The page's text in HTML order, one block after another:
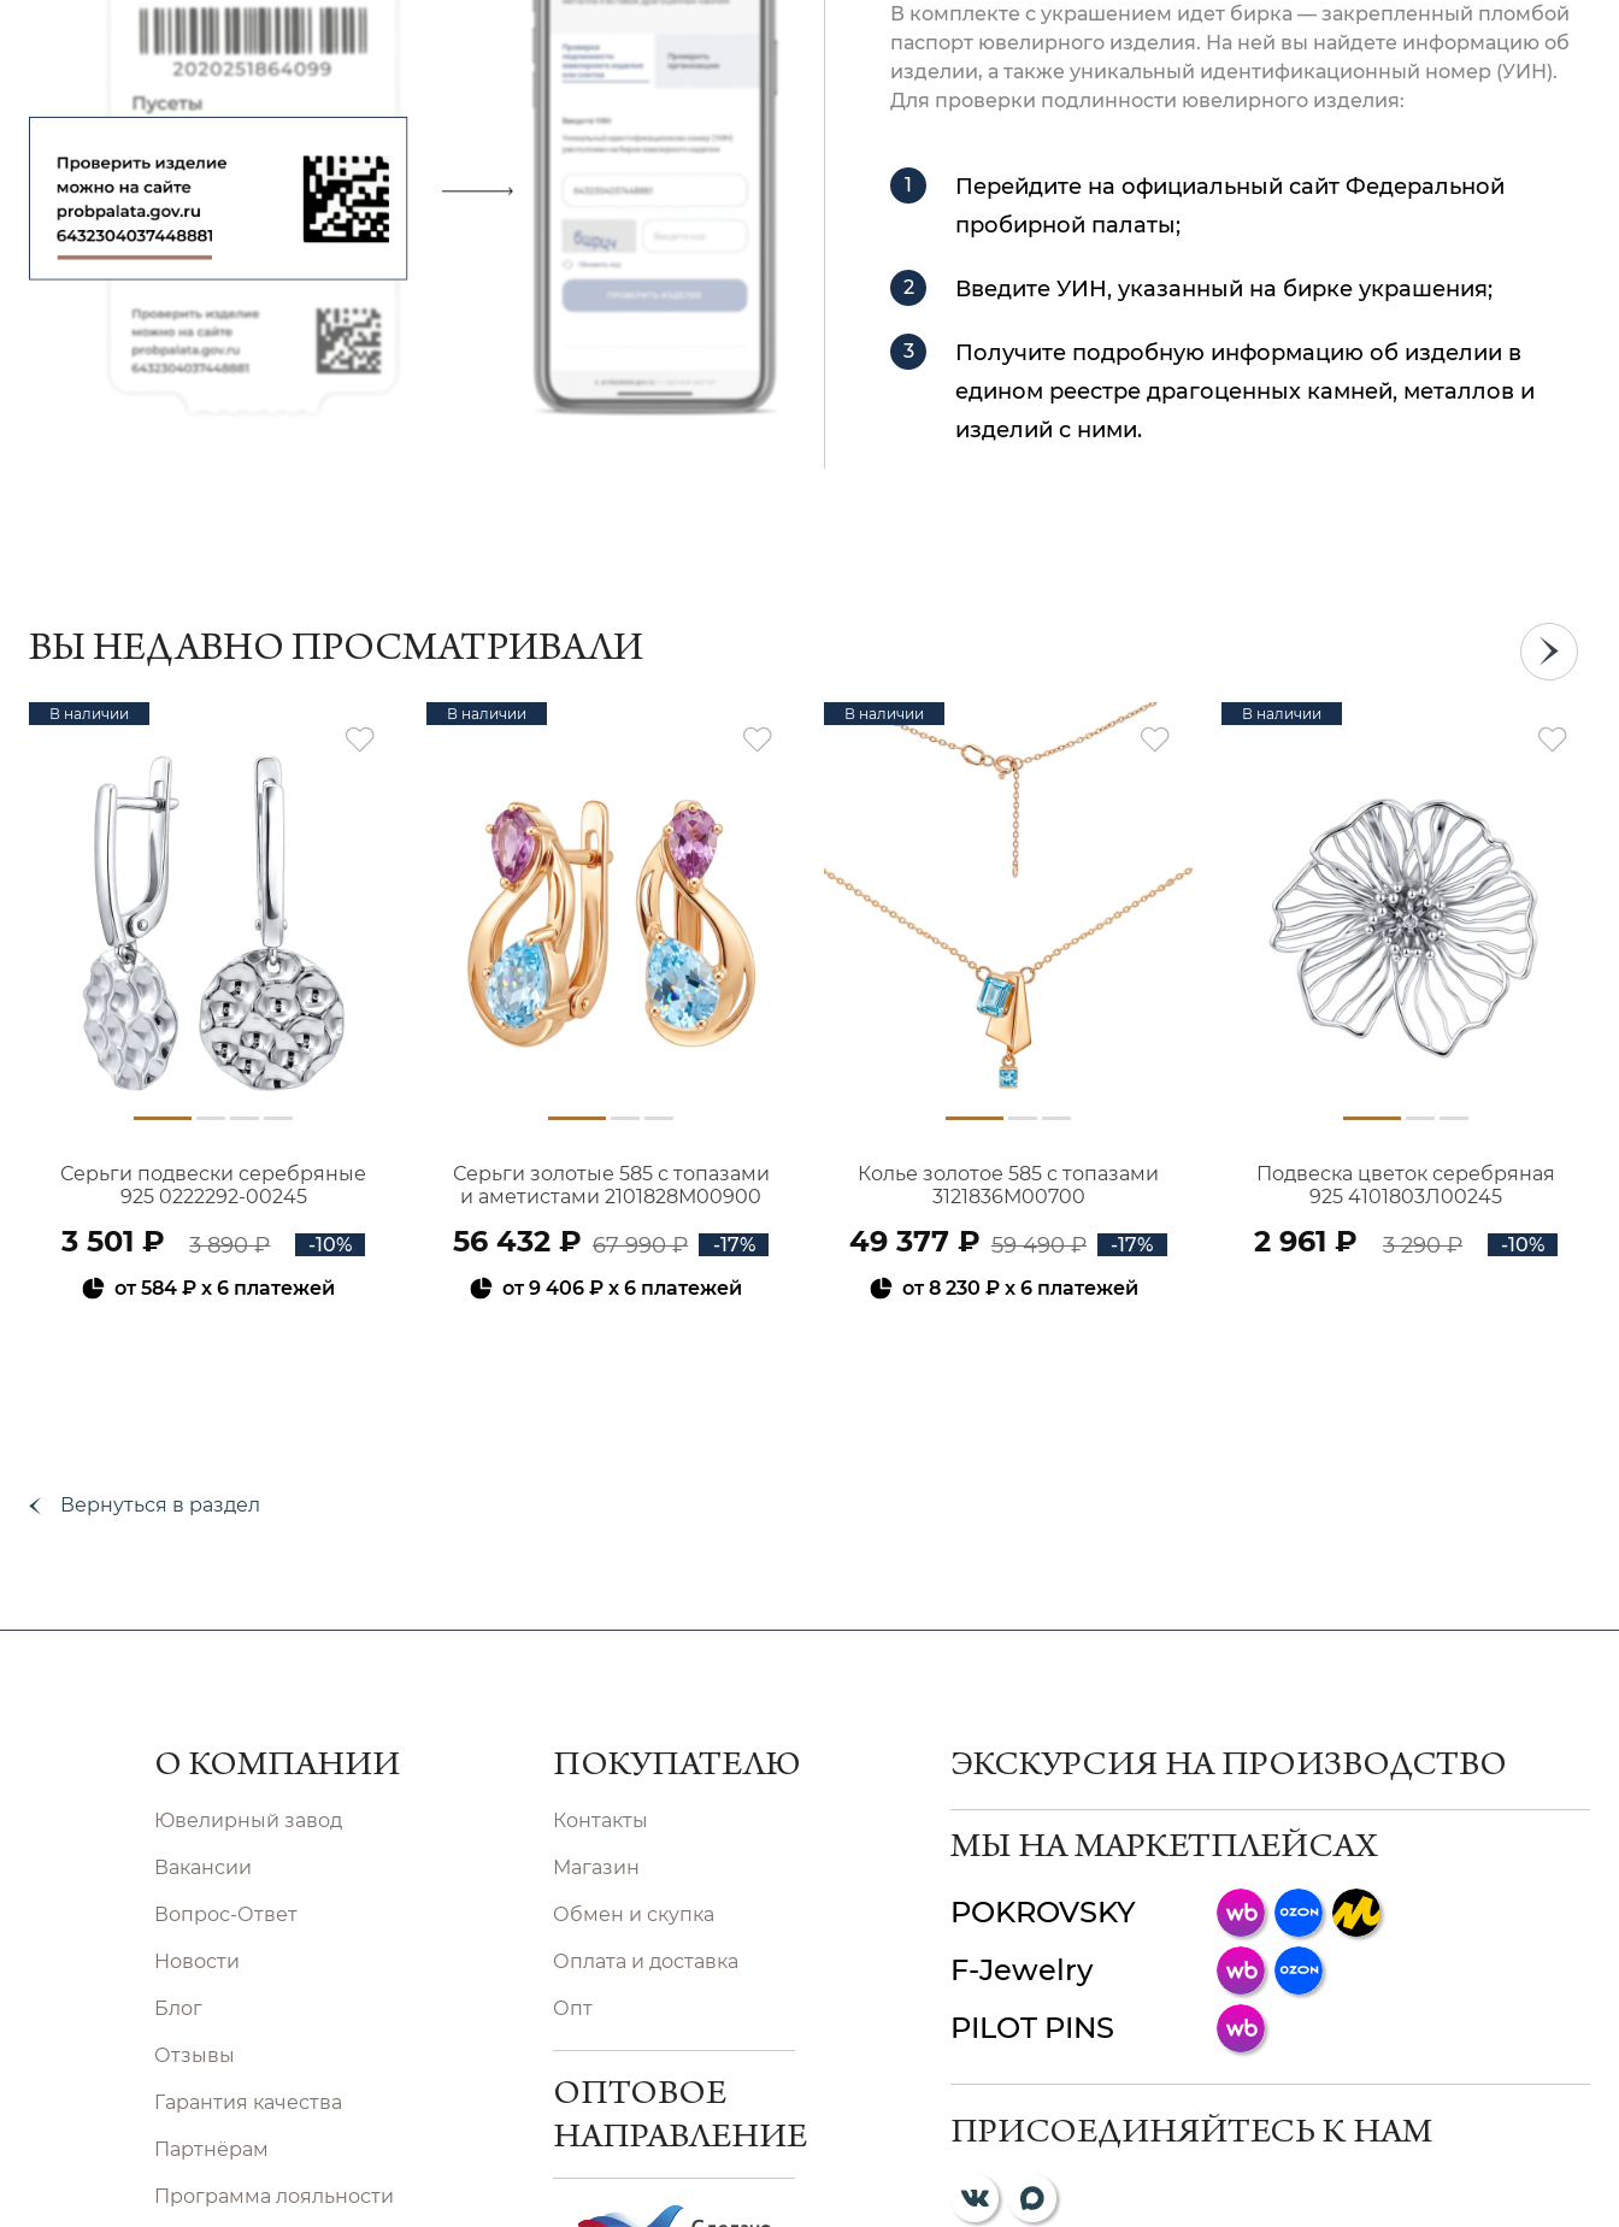
В комплекте с украшением идет бирка — закрепленный пломбой
паспорт ювелирного изделия. На ней вы найдете информацию об
изделии, а также уникальный идентификационный номер (УИН).
Для проверки подлинности ювелирного изделия:
Перейдите на официальный сайт Федеральной
пробирной палаты;
Введите УИН, указанный на бирке украшения;
Получите подробную информацию об изделии в
едином реестре драгоценных камней, металлов и
изделий с ними.
ВЫ НЕДАВНО ПРОСМАТРИВАЛИ
В наличии
Серьги подвески серебряные
925 0222292-00245
3 501 ₽ 3 890 ₽
-10%
от584 ₽ x 6 платежей
В наличии
Серьги золотые 585 с топазами
и аметистами 2101828М00900
56 432 ₽ 67 990 ₽
-17%
от9 406 ₽ x 6 платежей
В наличии
Колье золотое 585 с топазами
3121836М00700
49 377 ₽ 59 490 ₽
-17%
от8 230 ₽x 6 платежей
В наличии
Подвеска цветок серебряная
925 4101803Л00245
2 961 ₽ 3 290 ₽ -10%
Вернуться в раздел
О КОМПАНИИ
Ювелирный завод
Вакансии
Вопрос-Ответ
Новости
Блог
Отзывы
Гарантия качества
Партнёрам
Программа лояльности
ПОКУПАТЕЛЮ
Контакты
Магазин
Обмен и скупка
Оплата и доставка
Опт
ОПТОВОЕ
НАПРАВЛЕНИЕ
ЭКСКУРСИЯ НА ПРОИЗВОДСТВО
МЫ НА МАРКЕТПЛЕЙСАХ
POKROVSKY
F-Jewelry
PILOT PINS
ПРИСОЕДИНЯЙТЕСЬ К НАМ
ChatApp
Мессенджеры
мессенджер!